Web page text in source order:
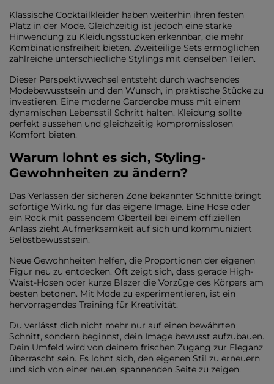
Klassische Cocktailkleider haben weiterhin ihren festen
Platz in der Mode. Gleichzeitig ist jedoch eine starke
Hinwendung zu Kleidungsstücken erkennbar, die mehr
Kombinationsfreiheit bieten. Zweiteilige Sets ermöglichen
zahlreiche unterschiedliche Stylings mit denselben Teilen.
Dieser Perspektivwechsel entsteht durch wachsendes
Modebewusstsein und den Wunsch, in praktische Stücke zu
investieren. Eine moderne Garderobe muss mit einem
dynamischen Lebensstil Schritt halten. Kleidung sollte
perfekt aussehen und gleichzeitig kompromisslosen
Komfort bieten.
Warum lohnt es sich, Styling-
Gewohnheiten zu ändern?
Das Verlassen der sicheren Zone bekannter Schnitte bringt
sofortige Wirkung für das eigene Image. Eine Hose oder
ein Rock mit passendem Oberteil bei einem offiziellen
Anlass zieht Aufmerksamkeit auf sich und kommuniziert
Selbstbewusstsein.
Neue Gewohnheiten helfen, die Proportionen der eigenen
Figur neu zu entdecken. Oft zeigt sich, dass gerade High-
Waist-Hosen oder kurze Blazer die Vorzüge des Körpers am
besten betonen. Mit Mode zu experimentieren, ist ein
hervorragendes Training für Kreativität.
Du verlässt dich nicht mehr nur auf einen bewährten
Schnitt, sondern beginnst, dein Image bewusst aufzubauen.
Dein Umfeld wird von deinem frischen Zugang zur Eleganz
überrascht sein. Es lohnt sich, den eigenen Stil zu erneuern
und sich von einer neuen, spannenden Seite zu zeigen.